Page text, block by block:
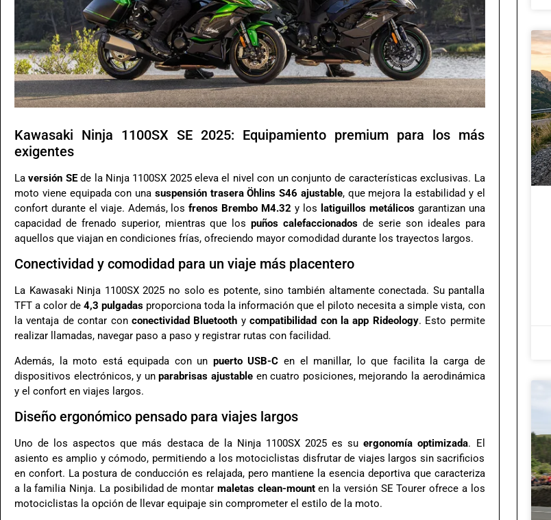
Kawasaki Ninja 1100SX SE 2025: Equipamiento premium para los más
exigentes
Laversión SEde la Ninja 1100SX 2025 eleva el nivel con un conjunto de características exclusivas. La
moto viene equipada con una suspensión trasera Öhlins S46 ajustable, que mejora la estabilidad y el
confort durante el viaje. Además, losfrenos Brembo M4.32 y los latiguillos metálicosgarantizan una
capacidad de frenado superior, mientras que lospuños calefaccionados de serie son ideales para
aquellos que viajan en condiciones frías, ofreciendo mayor comodidad durante los trayectos largos.
Conectividad y comodidad para un viaje más placentero
La Kawasaki Ninja 1100SX 2025 no solo es potente, sino también altamente conectada. Su pantalla
TFT a color de4,3 pulgadas proporciona toda la información que el piloto necesita a simple vista, con
la ventaja de contar con conectividad Bluetooth ycompatibilidad con la app Rideology. Esto permite
realizar llamadas, navegar paso a paso y registrar rutas con facilidad.
Además, la moto está equipada con un puerto USB-C en el manillar, lo que facilita la carga de
dispositivos electrónicos, y unparabrisas ajustableen cuatro posiciones, mejorando la aerodinámica
y el confort en viajes largos.
Diseño ergonómico pensado para viajes largos
Uno de los aspectos que más destaca de la Ninja 1100SX 2025 es suergonomía optimizada. El
asiento es amplio y cómodo, permitiendo a los motociclistas disfrutar de viajes largos sin sacrificios
en confort. La postura de conducción es relajada, pero mantiene la esencia deportiva que caracteriza
a la familia Ninja. La posibilidad de montar maletas clean-mounten la versión SE Tourer ofrece a los
motociclistas la opción de llevar equipaje sin comprometer el estilo de la moto.